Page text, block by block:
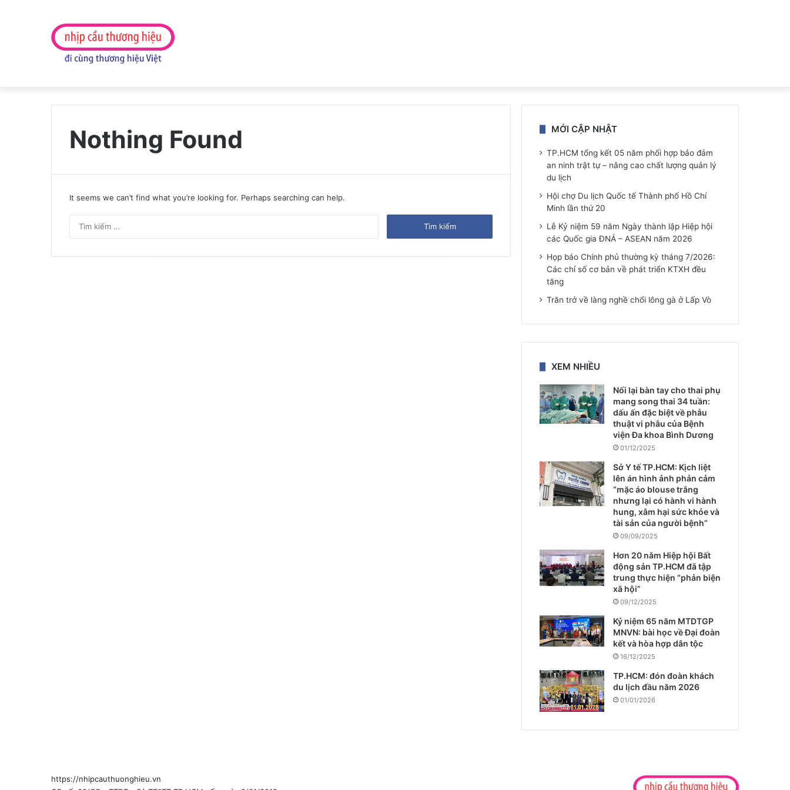
Nothing Found
It seems we can’t find what you’re looking for. Perhaps searching can help.
MỚI CẬP NHẬT
TP.HCM tổng kết 05 năm phối hợp bảo đảm
an ninh trật tự – nâng cao chất lượng quản lý
du lịch
Hội chợ Du lịch Quốc tế Thành phố Hồ Chí
Minh lần thứ 20
Lễ Kỷ niệm 59 năm Ngày thành lập Hiệp hội
các Quốc gia ĐNÁ – ASEAN năm 2026
Họp báo Chính phủ thường kỳ tháng 7/2026:
Các chỉ số cơ bản về phát triển KTXH đều
tăng
Trăn trở về làng nghề chổi lông gà ở Lấp Vò
XEM NHIỀU
Nối lại bàn tay cho thai phụ
mang song thai 34 tuần:
dấu ấn đặc biệt về phẫu
thuật vi phẫu của Bệnh
viện Đa khoa Bình Dương
01/12/2025
Sở Y tế TP.HCM: Kịch liệt
lên án hình ảnh phản cảm
“mặc áo blouse trắng
nhưng lại có hành vi hành
hung, xâm hại sức khỏe và
tài sản của người bệnh”
09/09/2025
Hơn 20 năm Hiệp hội Bất
động sản TP.HCM đã tập
trung thực hiện “phản biện
xã hội”
09/12/2025
Kỷ niệm 65 năm MTDTGP
MNVN: bài học về Đại đoàn
kết và hòa hợp dân tộc
16/12/2025
TP.HCM: đón đoàn khách
du lịch đầu năm 2026
01/01/2026
https://nhipcauthuonghieu.vn